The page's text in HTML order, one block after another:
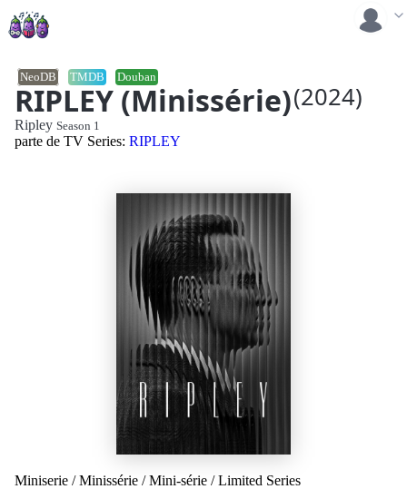
RIPLEY (Minissérie) (2024)
NeoDB TMDB Douban
Miniserie /Minissérie /Mini-série /Limited Series
Ripley Season 1
parte de TV Series: RIPLEY